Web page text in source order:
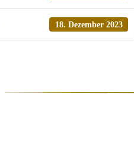
18. Dezember 2023